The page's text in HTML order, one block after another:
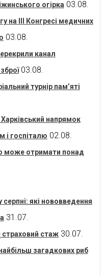
огірка 03.08.
ІІІ Конгресі медичних
03.08.
канал
03.08.
турнір пам’яті
Харківський напрямок
і госпіталю 02.08.
може отримати понад
які нововведення
31.07.
стаж 30.07.
загадкових риб